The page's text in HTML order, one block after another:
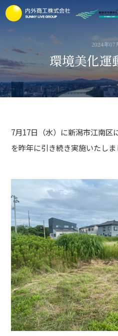
2024年07
環境美化
7月17日（水）に新潟市江南区
を昨年に引き続き実施いたしま